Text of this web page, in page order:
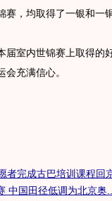
赛，均取得了一银和一
室内世锦赛上取得的好
会充满信心。
者完成古巴培训课程回
中国田径低调为北京奥...